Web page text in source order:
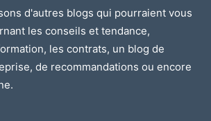
d'autres blogs qui pourraient vous
les conseils et tendance,
, les contrats, un blog de
, de recommandations ou encore